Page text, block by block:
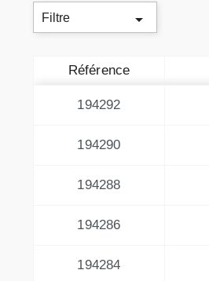
Filtre 
Référence
194292
194290
194288
194286
194284